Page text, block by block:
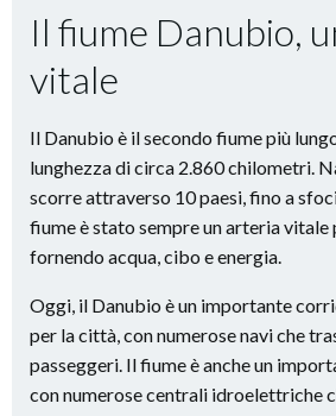
Il fiume Danubio,
vitale
Il Danubio è il secondo fiume più
lunghezza di circa 2.860 chilometri.
scorre attraverso 10 paesi, fino a
fiume è stato sempre un arteria vitale
fornendo acqua, cibo e energia.
Oggi, il Danubio è un importante
per la città, con numerose navi che
passeggeri. Il fiume è anche un
con numerose centrali idroelettriche